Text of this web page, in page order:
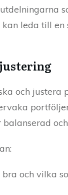
leda till
justering
och
och vilka